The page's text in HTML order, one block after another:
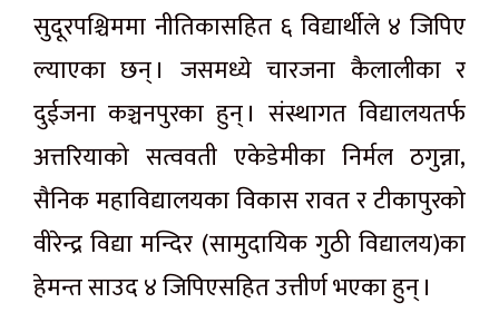
सुदूरपश्चिममा नीतिकासहित ६ विद्यार्थीले ४ जिपिए
ल्याएका छन् । जसमध्ये चारजना कैलालीका र
दुईजना कञ्चनपुरका हुन् । संस्थागत विद्यालयतर्फ
अत्तरियाको सत्ववती एकेडेमीका निर्मल ठगुन्ना,
सैनिक महाविद्यालयका विकास रावत र टीकापुरको
वीरेन्द्र विद्या मन्दिर (सामुदायिक गुठी विद्यालय)का
हेमन्त साउद ४ जिपिएसहित उत्तीर्ण भएका हुन् ।